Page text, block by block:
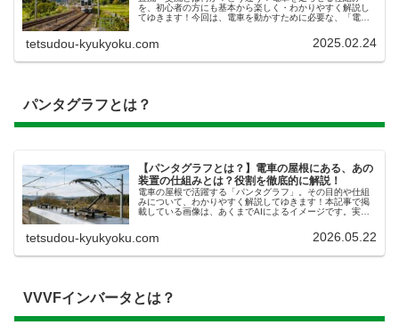
を、初心者の方にも基本から楽しく・わかりやすく解説し
てゆきます！今回は、電車を動かすために必要な、「電
tetsudou-kyukyoku.com 2025.02.24
パンタグラフとは？
【パンタグラフとは？】電車の屋根にある、あの
装置の仕組みとは？役割を徹底的に解説！
電車の屋根で活躍する「パンタグラフ」。その目的や仕組
みについて、わかりやすく解説してゆきます！本記事で掲
載している画像は、あくまでAIによるイメージです。実物
tetsudou-kyukyoku.com 2026.05.22
VVVFインバータとは？